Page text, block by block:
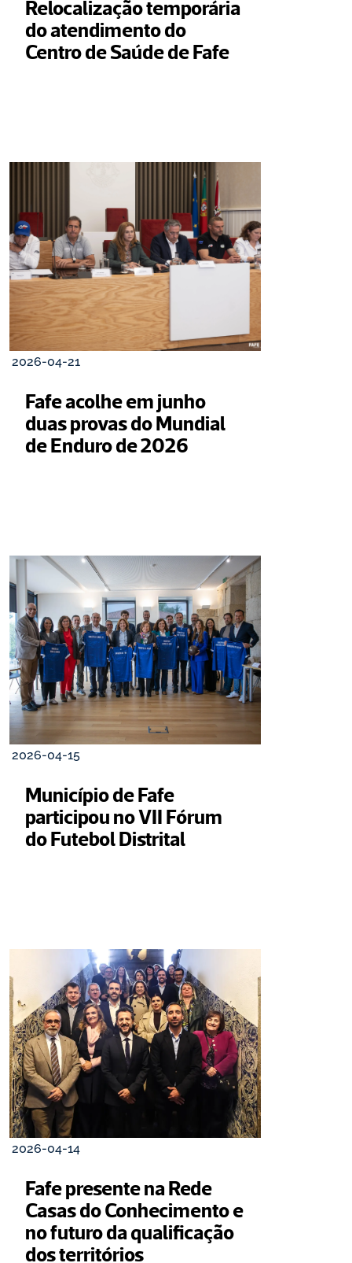
Relocalização temporária
do atendimento do
Centro de Saúde de Fafe
2026-04-21
Fafe acolhe em junho
duas provas do Mundial
de Enduro de 2026
2026-04-15
Município de Fafe
participou no VII Fórum
do Futebol Distrital
2026-04-14
Fafe presente na Rede
Casas do Conhecimento e
no futuro da qualificação
dos territórios